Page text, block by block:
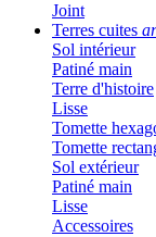
Joint
Terres cuites
Sol intérieur
Patiné main
Terre d'histoire
Lisse
Tomette
Tomette
Sol extérieur
Patiné main
Lisse
Accessoires